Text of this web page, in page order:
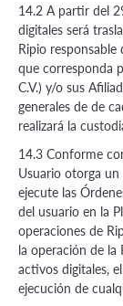
14.2 A partir del
digitales será
Ripio
que corresponda
C.V.) y/o sus
generales de de
realizará la
14.3 Conforme
Usuario otorga
ejecute las
del usuario en la
operaciones de
la operación de
activos digitales,
ejecución de